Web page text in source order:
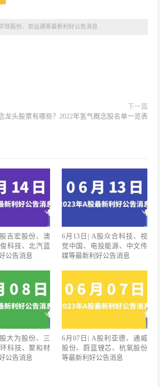
铁股份、京运通等最新利好公告消息
下一篇
龙头股票有哪些？2022年氢气概念股名单一览表
吉宏股份、澳
科技、北汽蓝
公告消息
6月13日| A股众合科技、视
觉中国、电投能源、中文传
媒等最新利好公告消息
大为股份、三
科技、聚和材
公告消息
6月07日| A股利亚德、通威
股份、蔚蓝锂芯、杭氧股份
等最新利好公告消息